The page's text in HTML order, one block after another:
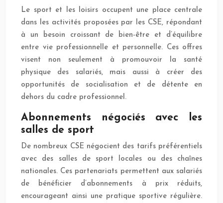
Le sport et les loisirs occupent une place centrale
dans les activités proposées par les CSE, répondant
à un besoin croissant de bien-être et d’équilibre
entre vie professionnelle et personnelle. Ces offres
visent non seulement à promouvoir la santé
physique des salariés, mais aussi à créer des
opportunités de socialisation et de détente en
dehors du cadre professionnel.
Abonnements négociés avec les
salles de sport
De nombreux CSE négocient des tarifs préférentiels
avec des salles de sport locales ou des chaînes
nationales. Ces partenariats permettent aux salariés
de bénéficier d’abonnements à prix réduits,
encourageant ainsi une pratique sportive régulière.